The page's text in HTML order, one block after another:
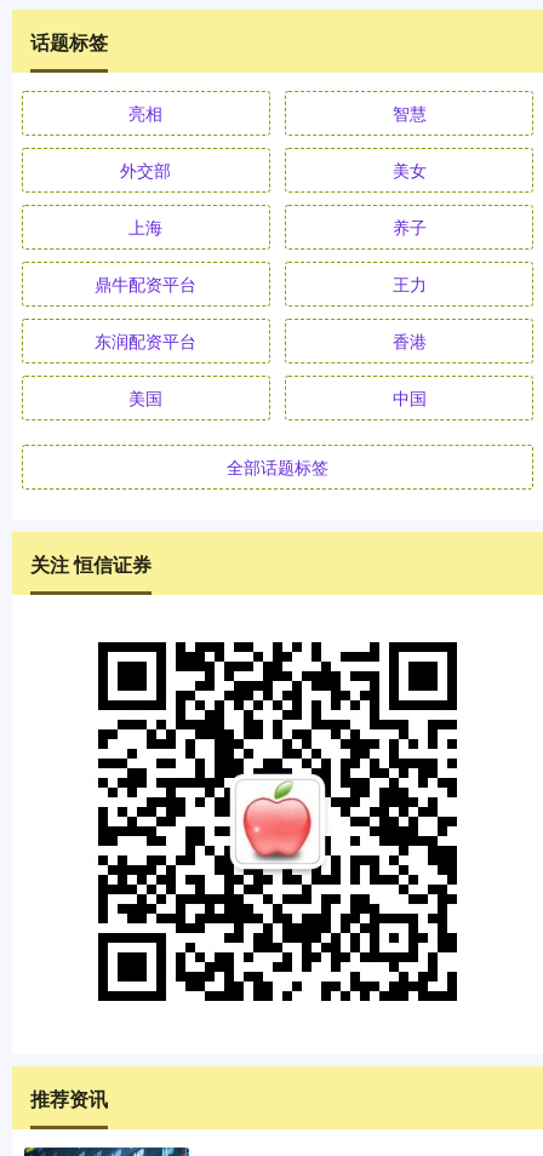
话题标签
亮相 智慧
外交部 美女
上海 养子
鼎牛配资平台 王力
东润配资平台 香港
美国 中国
全部话题标签
关注 恒信证券
推荐资讯